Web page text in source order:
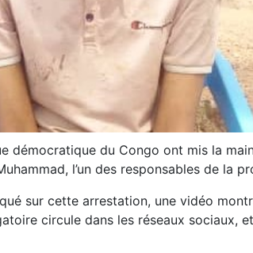
démocratique du Congo ont mis la
l’un des responsables de la
sur cette arrestation, une vidéo
circule dans les réseaux sociaux,